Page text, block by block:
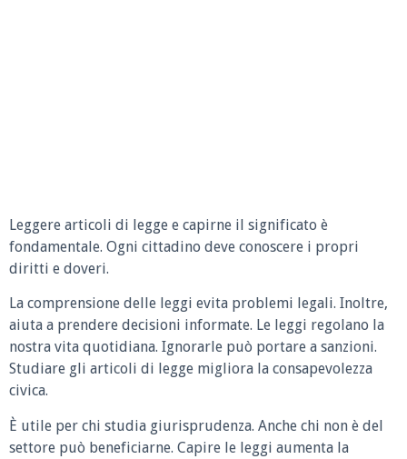
Leggere articoli di legge e capirne il significato è
fondamentale. Ogni cittadino deve conoscere i propri
diritti e doveri.
La comprensione delle leggi evita problemi legali. Inoltre,
aiuta a prendere decisioni informate. Le leggi regolano la
nostra vita quotidiana. Ignorarle può portare a sanzioni.
Studiare gli articoli di legge migliora la consapevolezza
civica.
È utile per chi studia giurisprudenza. Anche chi non è del
settore può beneficiarne. Capire le leggi aumenta la